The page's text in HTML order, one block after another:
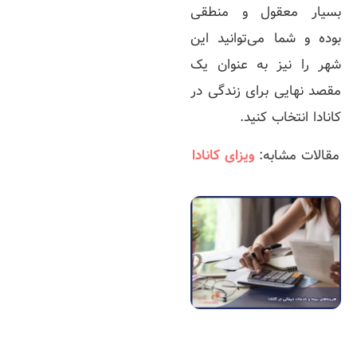
بسیار معقول و منطقی
بوده و شما می‌توانید این
شهر را نیز به عنوان یک
مقصد نهایی برای زندگی در
کانادا انتخاب کنید.
مقالات مشابه: ویزای کانادا